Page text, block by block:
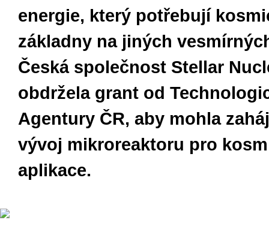
energie, který potřebují
základny na jiných
Česká společnost Stellar
obdržela grant od
Agentury ČR, aby mohla
vývoj mikroreaktoru pro
aplikace.